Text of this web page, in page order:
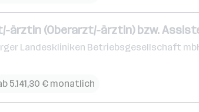
ärztin (Oberarzt/-ärztin) bzw.
Landeskliniken Betriebsgesellschaft
5.141,30 € monatlich